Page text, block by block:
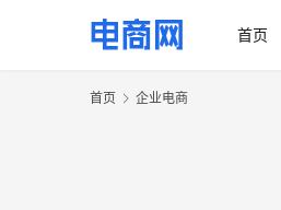
首页
首页 企业电商